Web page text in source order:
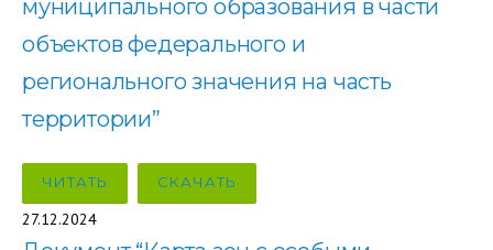
муниципального образования в части
объектов федерального и
регионального значения на часть
территории”
ЧИТАТЬ СКАЧАТЬ
27.12.2024